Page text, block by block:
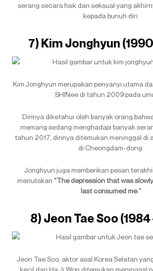
serang secara fisik dan seksual yang
kepada bunuh diri.
7) Kim Jonghyun
Kim Jonghyun merupakan penyanyi utama
SHINee di tahun 2009 pada
Dirinya diketahui oleh banyak orang
memang sedang menghadapi banyak
tahun 2017, dirinya ditemukan meninggal di
di Cheongdam-dong.
Jonghyun juga memberikan pesan
menuliskan “The depression that was
last consumed me.”
8) Jeon Tae Soo (1984
Jeon Tae Soo, aktor asal Korea Selatan